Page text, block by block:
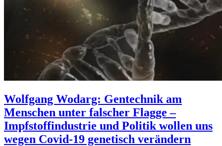
Wolfgang Wodarg: Gentechnik am
Menschen unter falscher Flagge –
Impfstoffindustrie und Politik wollen uns
wegen Covid-19 genetisch verändern